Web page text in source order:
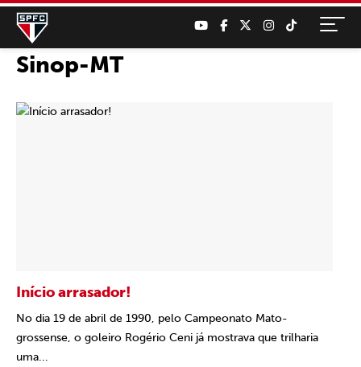
Sinop-MT
Início arrasador!
No dia 19 de abril de 1990, pelo Campeonato Mato-
grossense, o goleiro Rogério Ceni já mostrava que trilharia
uma...